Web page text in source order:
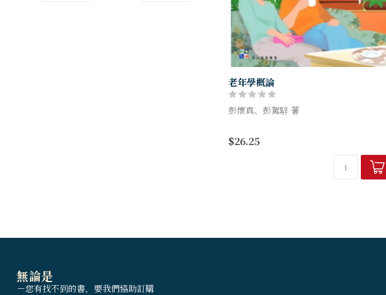
老年學概論
彭懷真、彭駕騂 著
可以是一個充滿愛的美好時光。老年學，是
一個需要被認識的知識領域。
$26.25
無論是
－您有找不到的書，要我們協助訂購